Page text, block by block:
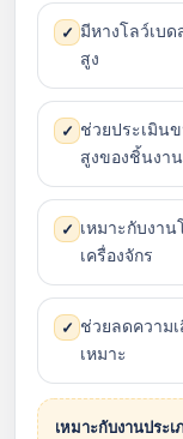
✓ มีหางโลว์เบ
สูง
✓ ช่วยประเมิน
สูงของชิ้นงาน
✓ เหมาะกับงา
เครื่องจักร
✓ ช่วยลดความเ
เหมาะ
เหมาะกับงานประเ